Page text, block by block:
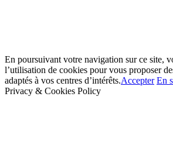
En poursuivant votre navigation sur ce site,
l’utilisation de cookies pour vous proposer
adaptés à vos centres d’intérêts.Accepter En
Privacy & Cookies Policy